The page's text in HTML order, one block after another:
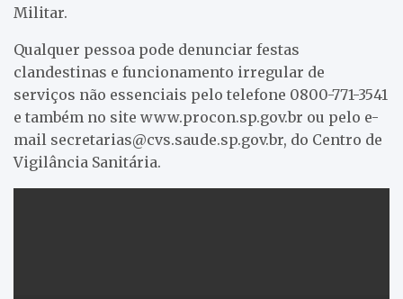
Militar.
Qualquer pessoa pode denunciar festas
clandestinas e funcionamento irregular de
serviços não essenciais pelo telefone 0800-771-3541
e também no site www.procon.sp.gov.br ou pelo e-
mail secretarias@cvs.saude.sp.gov.br, do Centro de
Vigilância Sanitária.